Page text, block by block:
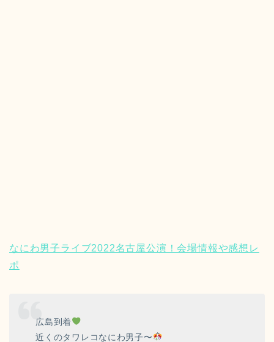
なにわ男子ライブ2022名古屋公演！会場情報や感想レ
ポ
広島到着
近くのタワレコなにわ男子〜